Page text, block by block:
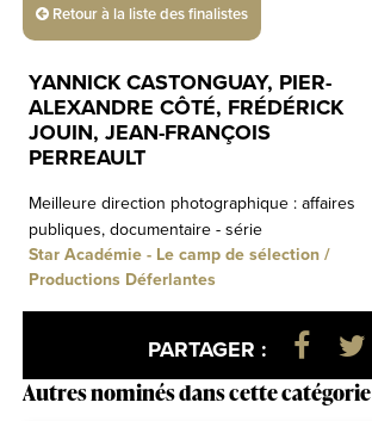
Retour à la liste des finalistes
YANNICK CASTONGUAY, PIER-
ALEXANDRE CÔTÉ, FRÉDÉRICK
JOUIN, JEAN-FRANÇOIS
PERREAULT
Meilleure direction photographique : affaires
publiques, documentaire - série
Star Académie - Le camp de sélection /
Productions Déferlantes
PARTAGER :
Autres nominés dans cette catégorie